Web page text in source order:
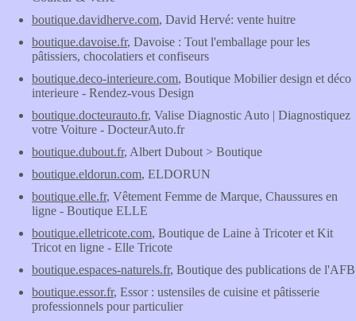
boutique.davidherve.com, David Hervé: vente huitre
boutique.davoise.fr, Davoise : Tout l'emballage pour les
pâtissiers, chocolatiers et confiseurs
boutique.deco-interieure.com, Boutique Mobilier design et déco
interieure - Rendez-vous Design
boutique.docteurauto.fr, Valise Diagnostic Auto | Diagnostiquez
votre Voiture - DocteurAuto.fr
boutique.dubout.fr, Albert Dubout > Boutique
boutique.eldorun.com, ELDORUN
boutique.elle.fr, Vêtement Femme de Marque, Chaussures en
ligne - Boutique ELLE
boutique.elletricote.com, Boutique de Laine à Tricoter et Kit
Tricot en ligne - Elle Tricote
boutique.espaces-naturels.fr, Boutique des publications de l'AFB
boutique.essor.fr, Essor : ustensiles de cuisine et pâtisserie
professionnels pour particulier